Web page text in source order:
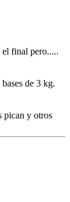
el final pero.....
de 3 kg.
pican y otros